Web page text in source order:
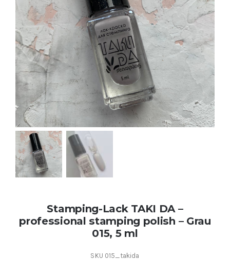
Kontakt
Kundenbewertungen
Über uns
Stamping-Lack TAKI DA –
professional stamping polish – Grau
015, 5 ml
SKU 015_takida